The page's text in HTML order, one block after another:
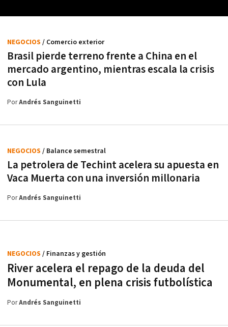
Brasil pierde terreno frente a China en el
mercado argentino, mientras escala la crisis
con Lula
NEGOCIOS / Comercio exterior
PorAndrés Sanguinetti
La petrolera de Techint acelera su apuesta en
Vaca Muerta con una inversión millonaria
NEGOCIOS / Balance semestral
PorAndrés Sanguinetti
River acelera el repago de la deuda del
Monumental, en plena crisis futbolística
NEGOCIOS / Finanzas y gestión
PorAndrés Sanguinetti